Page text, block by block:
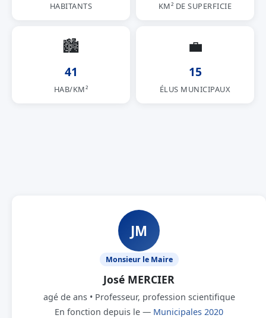
HABITANTS KM² DE SUPERFICIE
🏙
41
HAB/KM²
💼
15
ÉLUS MUNICIPAUX
JM
Monsieur le Maire
José MERCIER
agé de ans • Professeur, profession scientifique
En fonction depuis le — Municipales 2020